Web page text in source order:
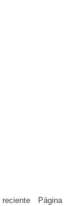
reciente
Página